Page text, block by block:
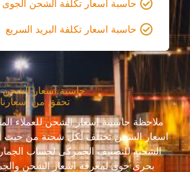
حاسبة اسعار تكلفة الشحن الجوى
حاسبة اسعار تكلفة البريد السريع
حاسبة اسعار الشحن
تحقق من أسعارنا
ملاحظة حاسبىة اسعار الشحن للعملاء
اسعار الشحن تختلف لكل شحنة من حيث
الشحنة للتصنيف الجمركى لحساب
بحرى جوى لمعرفة اسعار الشحن